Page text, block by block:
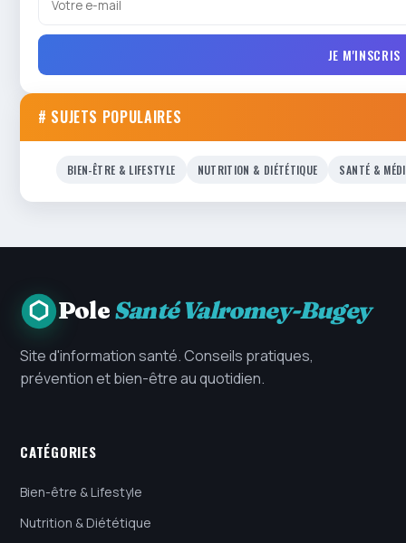
JE M'INSCRIS
# SUJETS POPULAIRES
BIEN-ÊTRE & LIFESTYLE NUTRITION & DIÉTÉTIQUE SANTÉ &
PoleSanté Valromey-Bugey
Site d'information santé. Conseils pratiques,
prévention et bien-être au quotidien.
CATÉGORIES
Bien-être & Lifestyle
Nutrition & Diététique